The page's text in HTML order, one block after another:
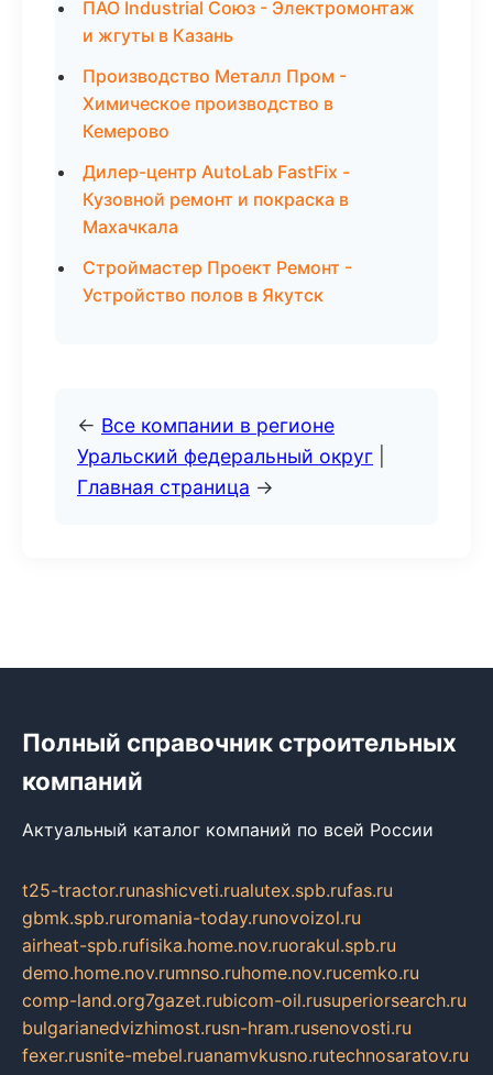
ПАО Industrial Союз - Электромонтаж
и жгуты в Казань
Производство Металл Пром -
Химическое производство в
Кемерово
Дилер-центр AutoLab FastFix -
Кузовной ремонт и покраска в
Махачкала
Строймастер Проект Ремонт -
Устройство полов в Якутск
← Все компании в регионе
Уральский федеральный округ
Главная страница →
Полный справочник строительных
компаний
Актуальный каталог компаний по всей России
t25-tractor.runashicveti.rualutex.spb.rufas.ru
gbmk.spb.ruromania-today.runovoizol.ru
airheat-spb.rufisika.home.nov.ruorakul.spb.ru
demo.home.nov.rumnso.ruhome.nov.rucemko.ru
comp-land.org7gazet.rubicom-oil.rusuperiorsearch.ru
bulgarianedvizhimost.rusn-hram.rusenovosti.ru
fexer.rusnite-mebel.ruanamvkusno.rutechnosaratov.ru